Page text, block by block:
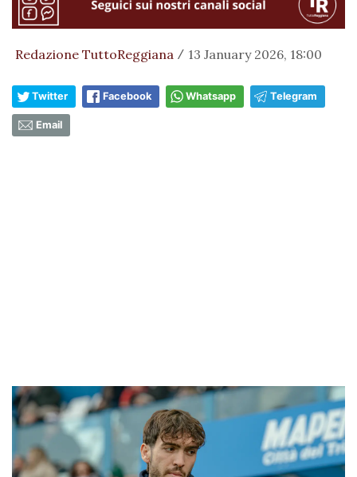
Redazione TuttoReggiana / 13 January 2026, 18:00
Twitter Facebook Whatsapp Telegram
Email